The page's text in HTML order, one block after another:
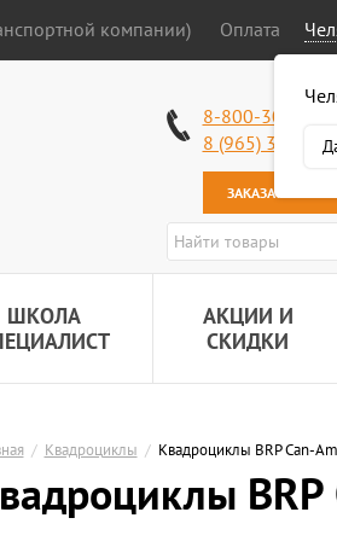
компании) Оплата
8-800-301-50-
8 (965) 318-34-
ЗАКАЗАТЬ ЗВОНОК
ШКОЛА
АКЦИИ И
СКИДКИ
/ Квадроциклы / Квадроциклы BRP Can-Am
BRP